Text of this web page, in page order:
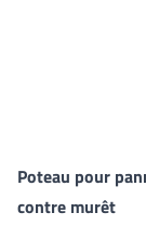
Poteau pour
contre murêt